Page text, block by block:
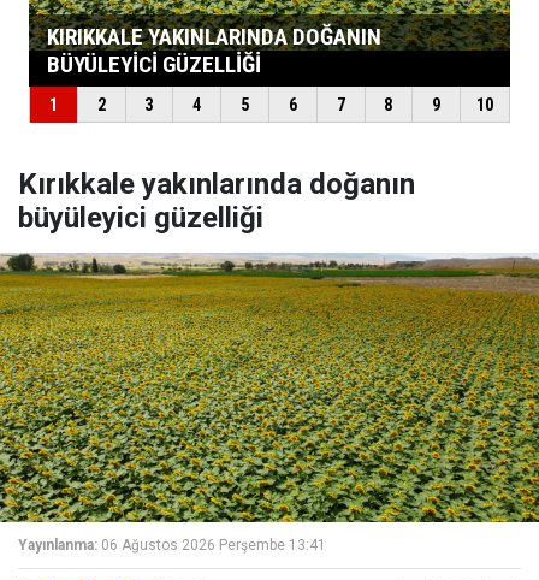
Kırıkkale yakınlarında doğanın
büyüleyici güzelliği
Yayınlanma: 06 Ağustos 2026 Perşembe 13:41